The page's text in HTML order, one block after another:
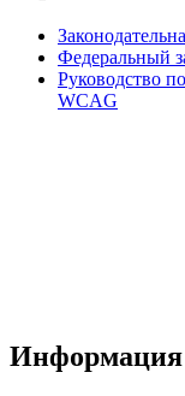
Федеральный
Руководство
WCAG
Информация